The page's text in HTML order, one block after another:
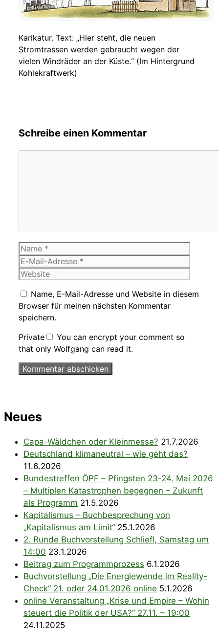
Karikatur. Text: „Hier steht, die neuen
Stromtrassen werden gebraucht wegen der
vielen Windräder an der Küste.“ (Im Hintergrund
Kohlekraftwerk)
Schreibe einen Kommentar
Name
Adresse
Name, E-Mail-Adresse und Website in diesem
Browser für meinen nächsten Kommentar
speichern.
Private
You can encrypt your comment so
that only Wolfgang can read it.
Neues
Capa-Wäldchen oder Kleinmesse? 21.7.2026
Deutschland klimaneutral – wie geht das?
11.6.2026
Bundestreffen ÖPF – Pfingsten 23-24. Mai 2026
– Multiplen Katastrophen begegnen – Zukunft
als Programm 21.5.2026
Kapitalismus – Buchbesprechung von
„Kapitalismus am Limit“ 25.1.2026
2. Runde Buchvorstellung Schliefl, Samstag um
14:00 23.1.2026
Beitrag zum Programmprozess 6.1.2026
Buchvorstellung „Die Energiewende im Reality-
Check“ 21. oder 24.01.2026 online 5.1.2026
online Veranstaltung „Krise und Empire – Wohin
steuert die Politik der USA?“ 27.11. – 19:00
24.11.2025